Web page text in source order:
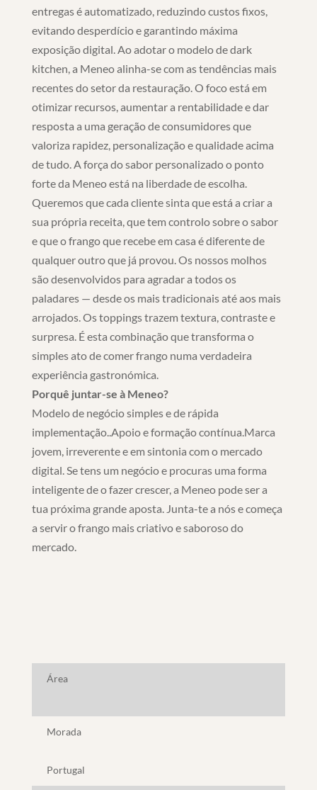
entregas é automatizado, reduzindo custos fixos,
evitando desperdício e garantindo máxima
exposição digital. Ao adotar o modelo de dark
kitchen, a Meneo alinha-se com as tendências mais
recentes do setor da restauração. O foco está em
otimizar recursos, aumentar a rentabilidade e dar
resposta a uma geração de consumidores que
valoriza rapidez, personalização e qualidade acima
de tudo. A força do sabor personalizado o ponto
forte da Meneo está na liberdade de escolha.
Queremos que cada cliente sinta que está a criar a
sua própria receita, que tem controlo sobre o sabor
e que o frango que recebe em casa é diferente de
qualquer outro que já provou. Os nossos molhos
são desenvolvidos para agradar a todos os
paladares — desde os mais tradicionais até aos mais
arrojados. Os toppings trazem textura, contraste e
surpresa. É esta combinação que transforma o
simples ato de comer frango numa verdadeira
experiência gastronómica.
Porquê juntar-se à Meneo?
Modelo de negócio simples e de rápida
implementação..Apoio e formação contínua.Marca
jovem, irreverente e em sintonia com o mercado
digital. Se tens um negócio e procuras uma forma
inteligente de o fazer crescer, a Meneo pode ser a
tua próxima grande aposta. Junta-te a nós e começa
a servir o frango mais criativo e saboroso do
mercado.
Área
Morada
Portugal